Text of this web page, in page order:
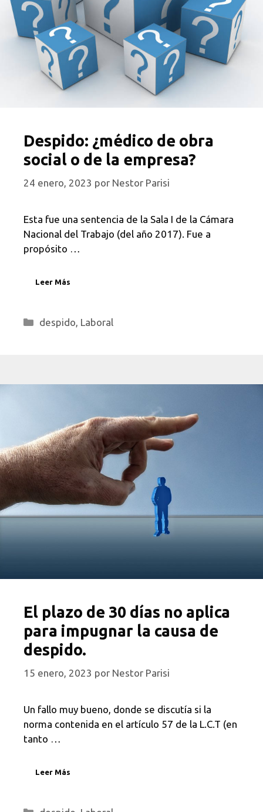
Despido: ¿médico de obra
social o de la empresa?
24 enero, 2023 por Nestor Parisi
Esta fue una sentencia de la Sala I de la Cámara
Nacional del Trabajo (del año 2017). Fue a
propósito …
Leer Más
Categorías
despido, Laboral
El plazo de 30 días no aplica
para impugnar la causa de
despido.
15 enero, 2023 por Nestor Parisi
Un fallo muy bueno, donde se discutía si la
norma contenida en el artículo 57 de la L.C.T (en
tanto …
Leer Más